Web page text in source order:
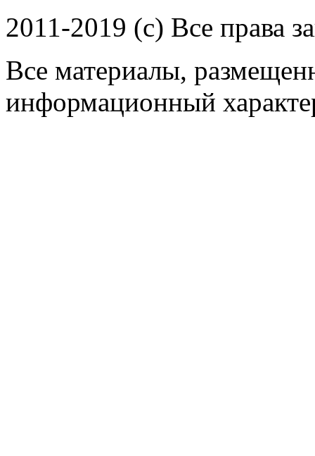
2011-2019 (c) Все права
Все материалы,
информационный